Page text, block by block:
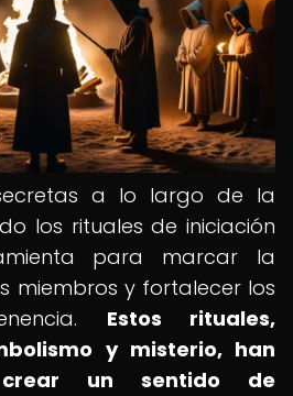
a lo largo de la
los rituales de iniciación
para marcar la
miembros y fortalecer los
Estos rituales,
y misterio, han
un sentido de